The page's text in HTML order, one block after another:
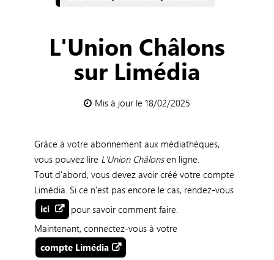
L'Union Châlons
sur Limédia
Mis à jour le 18/02/2025
Grâce à votre abonnement aux médiathèques,
vous pouvez lire L'Union Châlonsen ligne.
Tout d'abord, vous devez avoir créé votre compte
Limédia. Si ce n'est pas encore le cas, rendez-vous
ici
pour savoir comment faire.
Maintenant, connectez-vous à votre
compte Limédia